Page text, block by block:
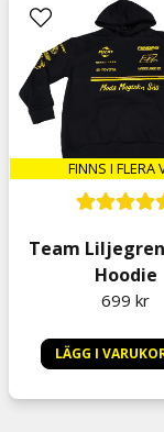
FINNS I FLERA
Team Liljegren
Hoodie
699 kr
LÄGG I